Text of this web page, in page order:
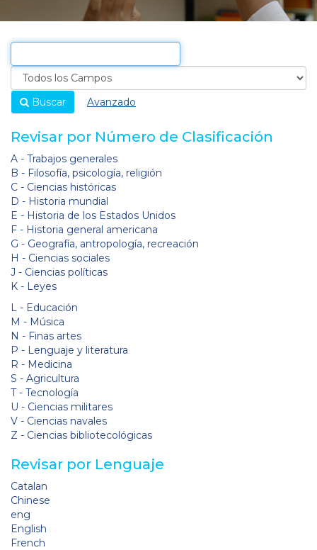
Buscar Avanzado
Revisar por Número de Clasificación
A - Trabajos generales
B - Filosofía, psicología, religión
C - Ciencias históricas
D - Historia mundial
E - Historia de los Estados Unidos
F - Historia general americana
G - Geografía, antropología, recreación
H - Ciencias sociales
J - Ciencias políticas
K - Leyes
L - Educación
M - Música
N - Finas artes
P - Lenguaje y literatura
R - Medicina
S - Agricultura
T - Tecnología
U - Ciencias militares
V - Ciencias navales
Z - Ciencias bibliotecológicas
Revisar por Lenguaje
Catalan
Chinese
eng
English
French